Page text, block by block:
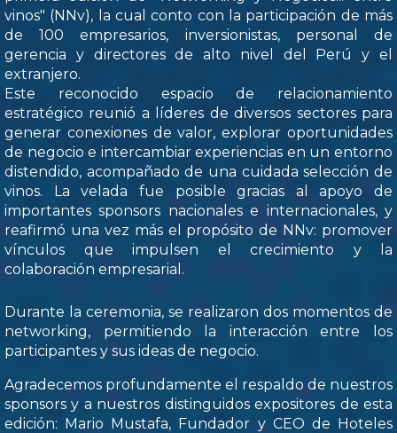
vinos" (NNv), la cual conto con la participación de más
de 100 empresarios, inversionistas, personal de
gerencia y directores de alto nivel del Perú y el
extranjero.
Este reconocido espacio de relacionamiento
estratégico reunió a líderes de diversos sectores para
generar conexiones de valor, explorar oportunidades
de negocio e intercambiar experiencias en un entorno
distendido, acompañado de una cuidada selección de
vinos. La velada fue posible gracias al apoyo de
importantes sponsors nacionales e internacionales, y
reafirmó una vez más el propósito de NNv: promover
vínculos que impulsen el crecimiento y la
colaboración empresarial.
Durante la ceremonia, se realizaron dos momentos de
networking, permitiendo la interacción entre los
participantes y sus ideas de negocio.
Agradecemos profundamente el respaldo de nuestros
sponsors y a nuestros distinguidos expositores de esta
edición: Mario Mustafa, Fundador y CEO de Hoteles